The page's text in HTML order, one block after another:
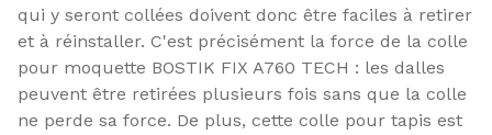
qui y seront collées doivent donc être faciles à retirer
et à réinstaller. C'est précisément la force de la colle
pour moquette BOSTIK FIX A760 TECH : les dalles
peuvent être retirées plusieurs fois sans que la colle
ne perde sa force. De plus, cette colle pour tapis est